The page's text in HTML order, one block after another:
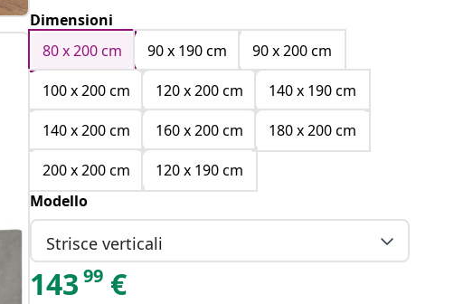
Dimensioni
80 x 200 cm
90 x 190 cm
90 x 200 cm
100 x 200 cm
120 x 200 cm
140 x 190 cm
140 x 200 cm
160 x 200 cm
180 x 200 cm
200 x 200 cm
120 x 190 cm
Modello
Strisce verticali
143 99 €